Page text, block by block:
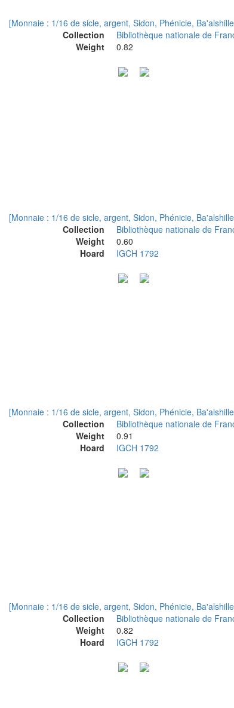
[Monnaie : 1/16 de sicle, argent, Sidon, Phénicie,
Collection
Bibliothèque nationale de
Weight
0.82
[Monnaie : 1/16 de sicle, argent, Sidon, Phénicie,
Collection
Bibliothèque nationale de
Weight
0.60
Hoard
IGCH 1792
[Monnaie : 1/16 de sicle, argent, Sidon, Phénicie,
Collection
Bibliothèque nationale de
Weight
0.91
Hoard
IGCH 1792
[Monnaie : 1/16 de sicle, argent, Sidon, Phénicie,
Collection
Bibliothèque nationale de
Weight
0.82
Hoard
IGCH 1792